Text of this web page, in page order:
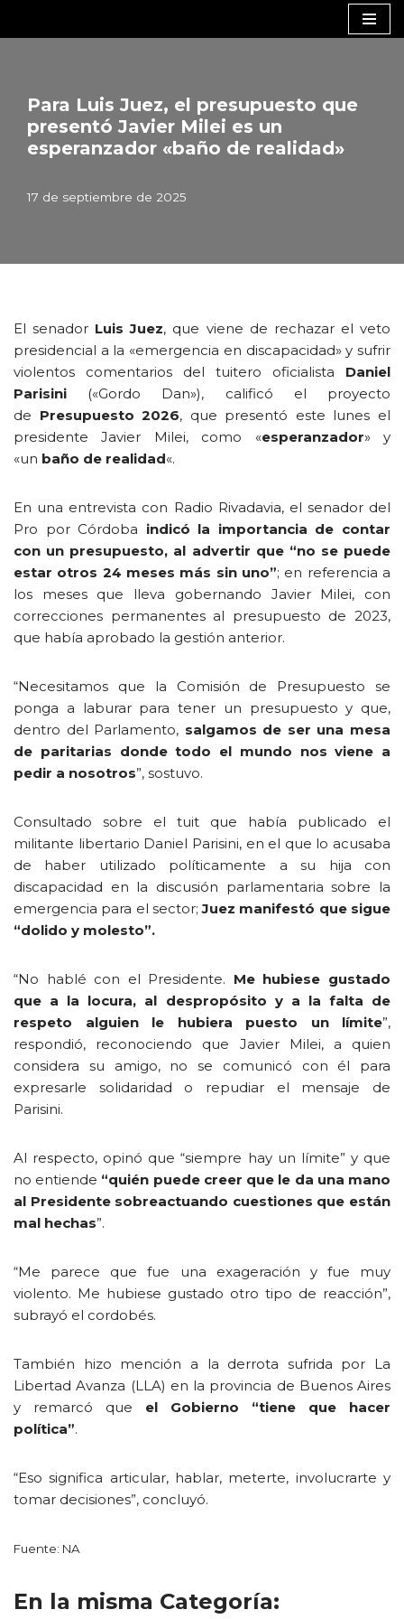
Para Luis Juez, el presupuesto que
presentó Javier Milei es un
esperanzador «baño de realidad»
17 de septiembre de 2025
El senador Luis Juez, que viene de rechazar el veto
presidencial a la «emergencia en discapacidad» y sufrir
violentos comentarios del tuitero oficialista Daniel
Parisini («Gordo Dan»), calificó el proyecto
de Presupuesto 2026, que presentó este lunes el
presidente Javier Milei, como «esperanzador» y
«un baño de realidad«.
En una entrevista con Radio Rivadavia, el senador del
Pro por Córdoba indicó la importancia de contar
con un presupuesto, al advertir que “no se puede
estar otros 24 meses más sin uno”; en referencia a
los meses que lleva gobernando Javier Milei, con
correcciones permanentes al presupuesto de 2023,
que había aprobado la gestión anterior.
“Necesitamos que la Comisión de Presupuesto se
ponga a laburar para tener un presupuesto y que,
dentro del Parlamento, salgamos de ser una mesa
de paritarias donde todo el mundo nos viene a
pedir a nosotros”, sostuvo.
Consultado sobre el tuit que había publicado el
militante libertario Daniel Parisini, en el que lo acusaba
de haber utilizado políticamente a su hija con
discapacidad en la discusión parlamentaria sobre la
emergencia para el sector;Juez manifestó que sigue
“dolido y molesto”.
“No hablé con el Presidente. Me hubiese gustado
que a la locura, al despropósito y a la falta de
respeto alguien le hubiera puesto un límite”,
respondió, reconociendo que Javier Milei, a quien
considera su amigo, no se comunicó con él para
expresarle solidaridad o repudiar el mensaje de
Parisini.
Al respecto, opinó que “siempre hay un límite” y que
no entiende “quién puede creer que le da una mano
al Presidente sobreactuando cuestiones que están
mal hechas”.
“Me parece que fue una exageración y fue muy
violento. Me hubiese gustado otro tipo de reacción”,
subrayó el cordobés.
También hizo mención a la derrota sufrida por La
Libertad Avanza (LLA) en la provincia de Buenos Aires
y remarcó que el Gobierno “tiene que hacer
política”.
“Eso significa articular, hablar, meterte, involucrarte y
tomar decisiones”, concluyó.
Fuente: NA
En la misma Categoría: